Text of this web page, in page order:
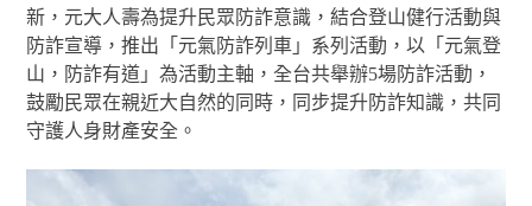
新，元大人壽為提升民眾防詐意識，結合登山健行活動與
防詐宣導，推出「元氣防詐列車」系列活動，以「元氣登
山，防詐有道」為活動主軸，全台共舉辦5場防詐活動，
鼓勵民眾在親近大自然的同時，同步提升防詐知識，共同
守護人身財產安全。